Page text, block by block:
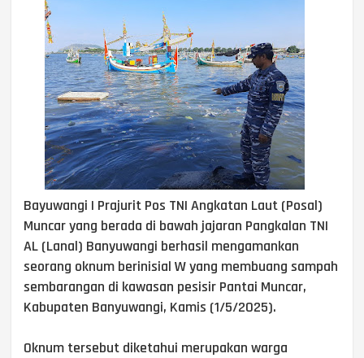
Bayuwangi | Prajurit Pos TNI Angkatan Laut (Posal)
Muncar yang berada di bawah jajaran Pangkalan TNI
AL (Lanal) Banyuwangi berhasil mengamankan
seorang oknum berinisial W yang membuang sampah
sembarangan di kawasan pesisir Pantai Muncar,
Kabupaten Banyuwangi, Kamis (1/5/2025).
Oknum tersebut diketahui merupakan warga